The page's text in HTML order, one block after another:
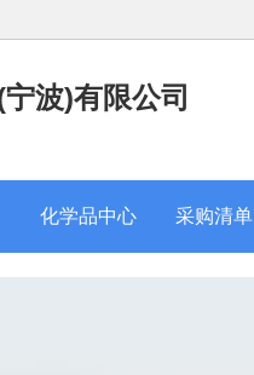
波)有限公司
化学品中心 采购清单